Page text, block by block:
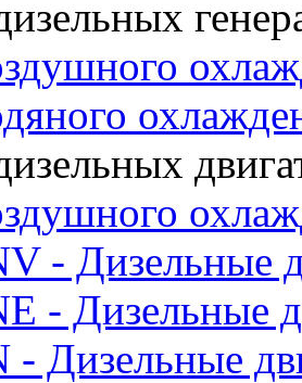
- Дизельные
- Дизельные
- Дизельные